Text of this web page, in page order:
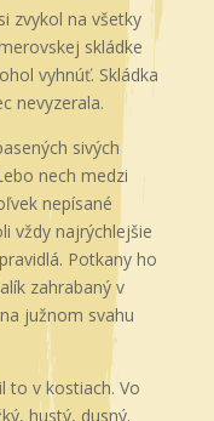
zvykol na všetky
skládke
vyhnúť. Skládka
nevyzerala.
sivých
nech medzi
nepísané
vždy najrýchlejšie
Potkany ho
zahrabaný v
južnom svahu
to v kostiach. Vo
hustý, dusný.